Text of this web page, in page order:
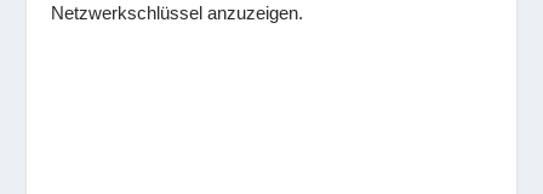
Netzwerkschlüssel anzuzeigen.